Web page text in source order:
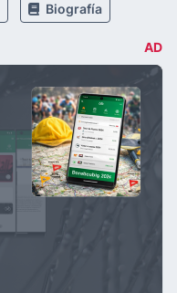
Biografía
AD